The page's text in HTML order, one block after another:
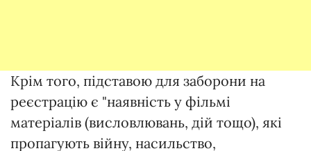
Крім того, підставою для заборони на
реєстрацію є "наявність у фільмі
матеріалів (висловлювань, дій тощо), які
пропагують війну, насильство,